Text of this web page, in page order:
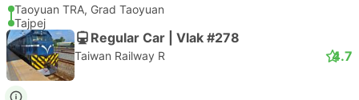
Taoyuan TRA, Grad Taoyuan
Tajpej
Regular Car | Vlak #278
Taiwan Railway R 4.7